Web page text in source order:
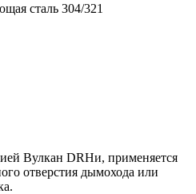
сталь 304/321
Вулкан DRHи, применяется
отверстия дымохода или